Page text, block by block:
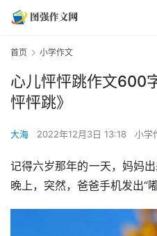
首页 小学作文
心儿怦怦跳作文600
怦怦跳》
大海 2022年12月3日 13:18 小学
记得六岁那年的一天，妈妈
晚上，突然，爸爸手机发出“